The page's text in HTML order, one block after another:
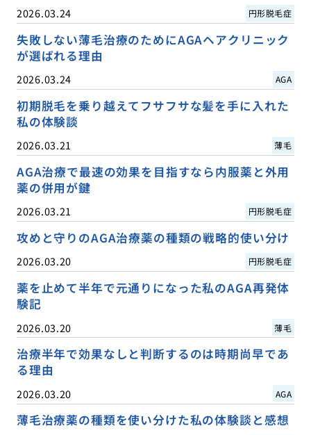
2026.03.24 円形脱毛症
失敗しない薄毛治療のためにAGAヘアクリニック
が選ばれる理由
2026.03.24 AGA
初期脱毛を乗り越えてフサフサな髪を手に入れた
私の体験談
2026.03.21 薄毛
AGA治療で最速の効果を目指すなら内服薬と外用
薬の併用が鍵
2026.03.21 円形脱毛症
攻めと守りのAGA治療薬の種類の戦略的使い分け
2026.03.20 円形脱毛症
薬を止めて半年で元通りになった私のAGA再発体
験記
2026.03.20 薄毛
治療半年で効果なしと判断するのは時期尚早であ
る理由
2026.03.20 AGA
薄毛治療薬の種類を使い分けた私の体験談と感想